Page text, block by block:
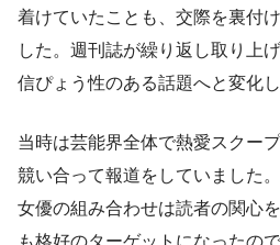
着けていたことも、交際を裏付
した。週刊誌が繰り返し取り上
信ぴょう性のある話題へと変化
当時は芸能界全体で熱愛スクー
競い合って報道をしていました
女優の組み合わせは読者の関心